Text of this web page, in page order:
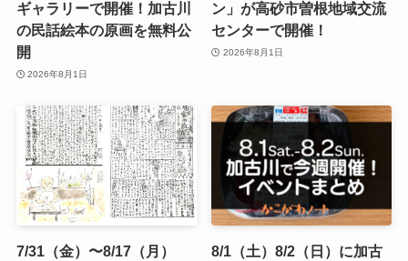
ギャラリーで開催！加古川
の民話絵本の原画を無料公
開
2026年8月1日
ン」が高砂市曽根地域交流
センターで開催！
2026年8月1日
7/31（金）〜8/17（月）
8/1（土）8/2（日）に加古